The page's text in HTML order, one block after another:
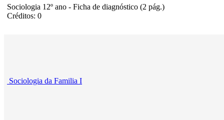
Sociologia 12º ano - Ficha de diagnóstico (2 pág.)
Créditos: 0
Sociologia da Familia I